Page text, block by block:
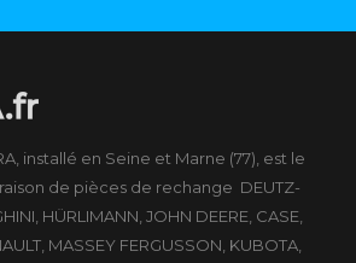
installé en Seine et Marne (77), est le
de pièces de rechange DEUTZ-
HÜRLIMANN, JOHN DEERE, CASE,
MASSEY FERGUSSON, KUBOTA,